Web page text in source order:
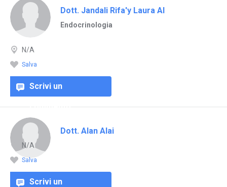
Dott. Jandali Rifa'y Laura Al
Endocrinologia
N/A
Salva
Scrivi un
commento
Dott. Alan Alai
N/A
Salva
Scrivi un